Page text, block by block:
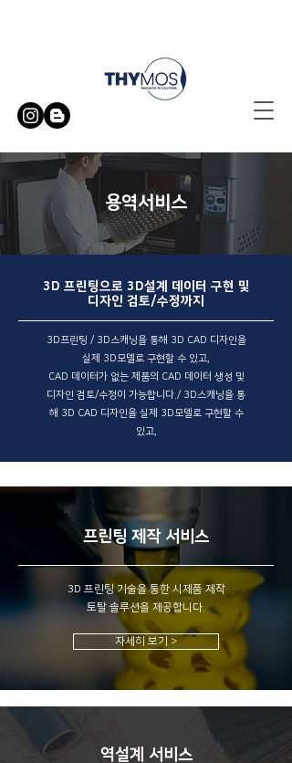
용역서비스
3D 프린팅으로 3D설계 데이터 구현 및
디자인 검토/수정까지
3D프린팅 / 3D스캐닝을 통해 3D CAD 디자인을
실제 3D모델로 구현할 수 있고,
CAD 데이터가 없는 제품의 CAD 데이터 생성 및
디자인 검토/수정이 가능합니다./ 3D스캐닝을 통
해 3D CAD 디자인을 실제 3D모델로 구현할 수
있고,
프린팅 제작 서비스
3D 프린팅 기술을 통한 시제품 제작
토탈 솔루션을 제공합니다.
자세히 보기 >
역설계 서비스